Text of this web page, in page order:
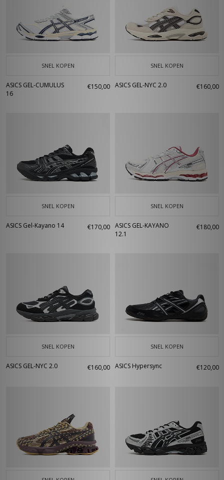
SNEL KOPEN
ASICS GEL-CUMULUS
16
€150,00
SNEL KOPEN
ASICS GEL-NYC 2.0 €160,00
SNEL KOPEN
ASICS Gel-Kayano 14 €170,00
SNEL KOPEN
ASICS GEL-KAYANO
12.1
€180,00
SNEL KOPEN
ASICS GEL-NYC 2.0 €160,00
SNEL KOPEN
ASICS Hypersync €120,00